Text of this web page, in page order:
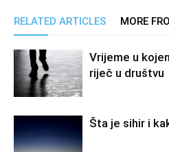
RELATED ARTICLES MORE
Vrijeme u
riječ u društvu
Šta je sihir i